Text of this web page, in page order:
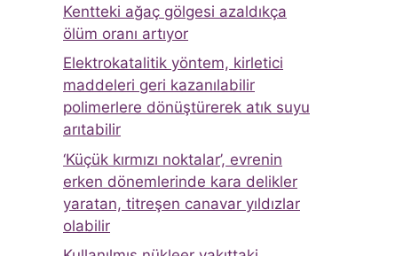
Kentteki ağaç gölgesi azaldıkça
ölüm oranı artıyor
Elektrokatalitik yöntem, kirletici
maddeleri geri kazanılabilir
polimerlere dönüştürerek atık suyu
arıtabilir
‘Küçük kırmızı noktalar’, evrenin
erken dönemlerinde kara delikler
yaratan, titreşen canavar yıldızlar
olabilir